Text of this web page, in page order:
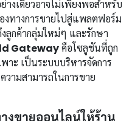
างเดียวอาจไม่เพียงพอสำหรับ
งทางการขายไปสู่แพลตฟอร์ม
ลูกค้ากลุ่มใหม่ๆ และรักษา
Gatewayคือโซลูชันที่ถูก
าะ เป็นระบบบริหารจัดการ
ามสามารถในการขาย
งขายออนไลน์ให้ร้าน